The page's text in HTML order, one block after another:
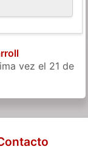
vez el 21 de